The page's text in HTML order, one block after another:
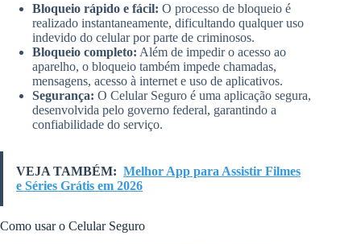
Bloqueio rápido e fácil: O processo de bloqueio é
realizado instantaneamente, dificultando qualquer uso
indevido do celular por parte de criminosos.
Bloqueio completo: Além de impedir o acesso ao
aparelho, o bloqueio também impede chamadas,
mensagens, acesso à internet e uso de aplicativos.
Segurança: O Celular Seguro é uma aplicação segura,
desenvolvida pelo governo federal, garantindo a
confiabilidade do serviço.
VEJA TAMBÉM: Melhor App para Assistir Filmes
e Séries Grátis em 2026
Como usar o Celular Seguro